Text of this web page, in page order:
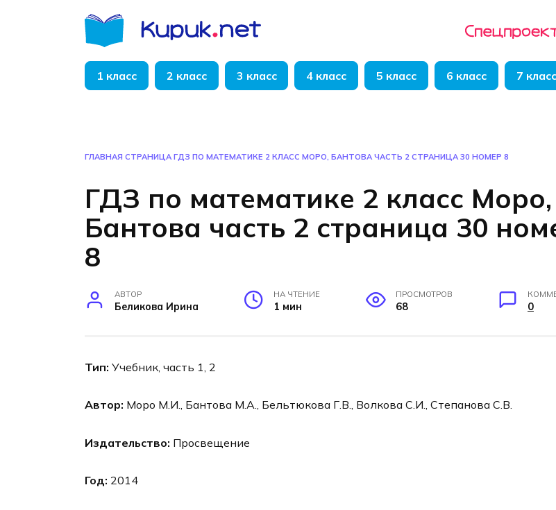
1 класс 2 класс 3 класс 4 класс 5 класс 6 класс 7 класс
ГЛАВНАЯ СТРАНИЦА ГДЗ ПО МАТЕМАТИКЕ 2 КЛАСС МОРО, БАНТОВА ЧАСТЬ 2 СТРАНИЦА 30 НОМЕР 8
ГДЗ по математике 2 класс Моро,
Бантова часть 2 страница 30
8
АВТОР
Беликова Ирина
НА ЧТЕНИЕ
1 мин
ПРОСМОТРОВ
68 0
Тип: Учебник, часть 1, 2
Автор: Моро М.И., Бантова М.А., Бельтюкова Г.В., Волкова С.И., Степанова С.В.
Издательство: Просвещение
Год: 2014